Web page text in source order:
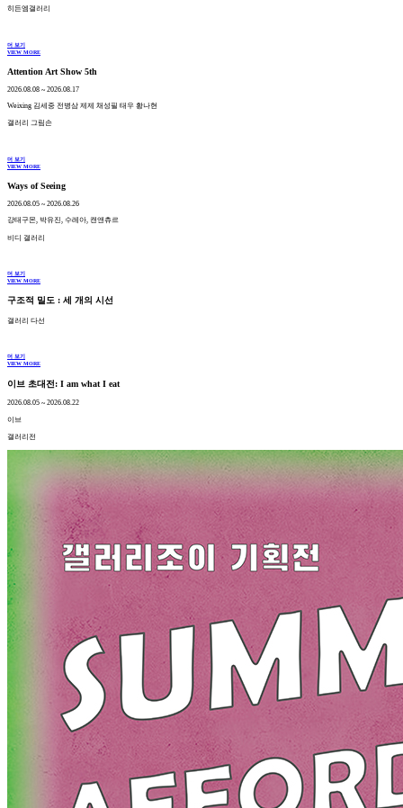
히든엠갤러리
더 보기
VIEW MORE
Attention Art Show 5th
2026.08.08 ~ 2026.08.17
Weixing 김세중 전병삼 제제 채성필 태우 황나현
갤러리 그림손
더 보기
VIEW MORE
Ways of Seeing
2026.08.05 ~ 2026.08.26
강태구몬, 박유진, 수레아, 캔앤츄르
비디 갤러리
더 보기
VIEW MORE
구조적 밀도 : 세 개의 시선
갤러리 다선
더 보기
VIEW MORE
이브 초대전: I am what I eat
2026.08.05 ~ 2026.08.22
이브
갤러리전